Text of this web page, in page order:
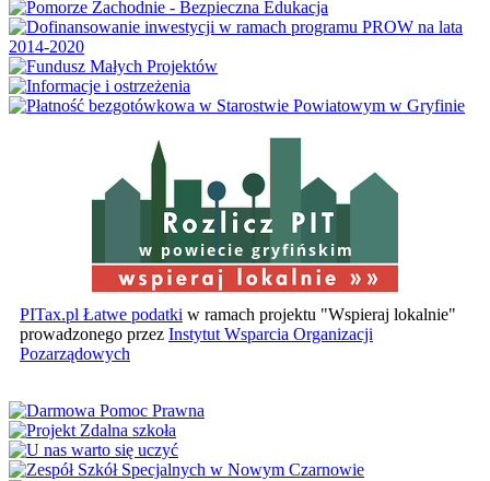
w powiecie gryfińskim
PITax.pl Łatwe podatki w ramach projektu "Wspieraj lokalnie"
prowadzonego przez Instytut Wsparcia Organizacji
Pozarządowych